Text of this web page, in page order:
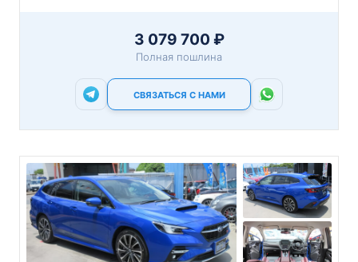
3 079 700 ₽
Полная пошлина
СВЯЗАТЬСЯ С НАМИ